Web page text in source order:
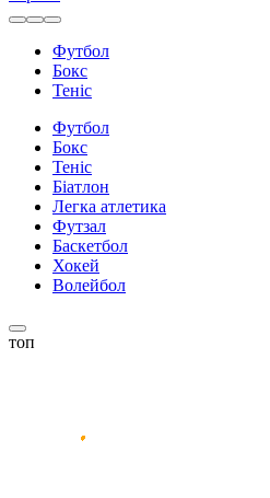
Футбол
Бокс
Теніс
Футбол
Бокс
Теніс
Біатлон
Легка атлетика
Футзал
Баскетбол
Хокей
Волейбол
топ